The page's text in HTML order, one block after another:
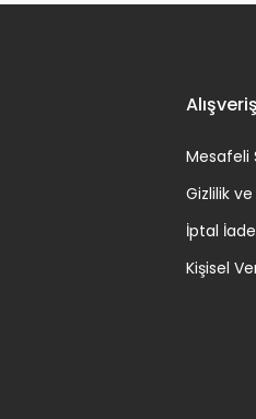
Alışveriş
Mesafeli
Gizlilik
İptal
Kişisel